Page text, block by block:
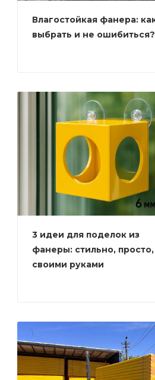
Влагостойкая фанера:
выбрать и не ошибиться?
3 идеи для поделок из
фанеры: стильно, просто,
своими руками